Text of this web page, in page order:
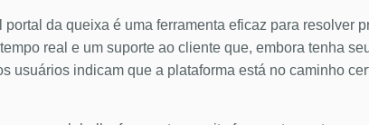
portal da queixa é uma ferramenta eficaz para
real e um suporte ao cliente que, embora tenha
usuários indicam que a plataforma está no caminho